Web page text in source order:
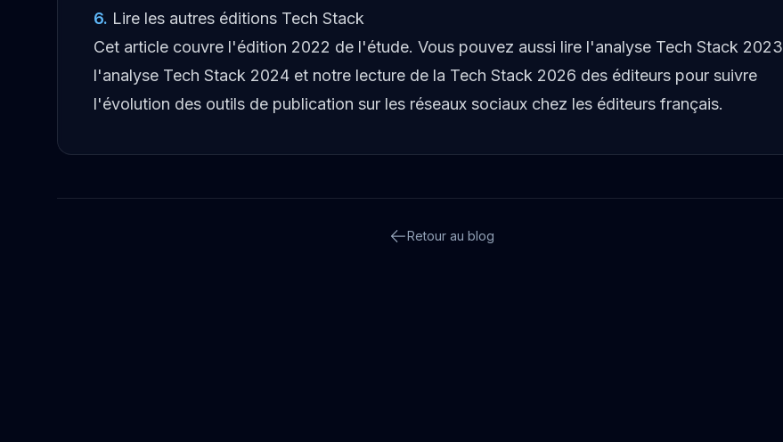
6. Lire les autres éditions Tech Stack
Cet article couvre l'édition 2022 de l'étude. Vous pouvez aussi lire l'analyse Tech Stack 2023
l'analyse Tech Stack 2024 et notre lecture de la Tech Stack 2026 des éditeurs pour suivre
l'évolution des outils de publication sur les réseaux sociaux chez les éditeurs français.
Retour au blog